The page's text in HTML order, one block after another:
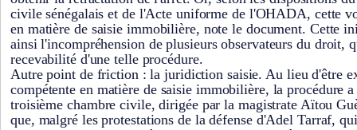
civile sénégalais et de l'Acte uniforme de l'OHADA, cette
en matière de saisie immobilière, note le document. Cette
ainsi l'incompréhension de plusieurs observateurs du droit,
recevabilité d'une telle procédure.
Autre point de friction : la juridiction saisie. Au lieu d'être
compétente en matière de saisie immobilière, la procédure
troisième chambre civile, dirigée par la magistrate Aïtou
que, malgré les protestations de la défense d'Adel Tarraf,